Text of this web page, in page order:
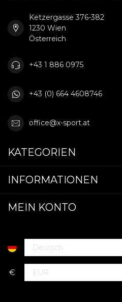
Ketzergasse 376-382
1230 Wien
Österreich
+43 1 886 0975
+43 (0) 664 4608746
office@x-sport.at
KATEGORIEN
INFORMATIONEN
MEIN KONTO
€